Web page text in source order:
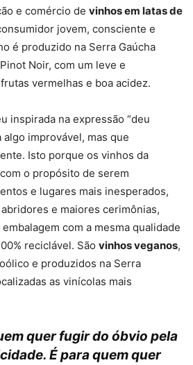
e comércio de vinhos em latas de
jovem, consciente e
é produzido na Serra Gaúcha
Noir, com um leve e
vermelhas e boa acidez.
inspirada na expressão “deu
algo improvável, mas que
Isto porque os vinhos da
o propósito de serem
e lugares mais inesperados,
e maiores cerimônias,
com a mesma qualidade
reciclável. São vinhos veganos,
e produzidos na Serra
as vinícolas mais
quer fugir do óbvio pela
É para quem quer